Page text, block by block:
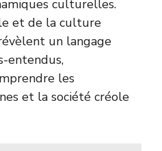
culturelles.
et de la culture
un langage
entendus,
les
et la société créole